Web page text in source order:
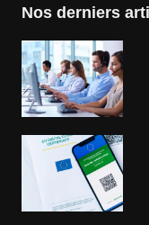
Nos derniers